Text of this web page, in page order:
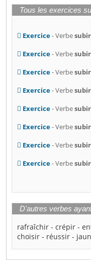
Tous les exercices
Exercice- Verbesubir
Exercice- Verbesubir
Exercice- Verbesubir
Exercice- Verbesubir
Exercice- Verbesubir
Exercice- Verbesubir
Exercice- Verbesubir
Exercice- Verbesubir
D'autres verbes
rafraîchir -crépir -
choisir - réussir -